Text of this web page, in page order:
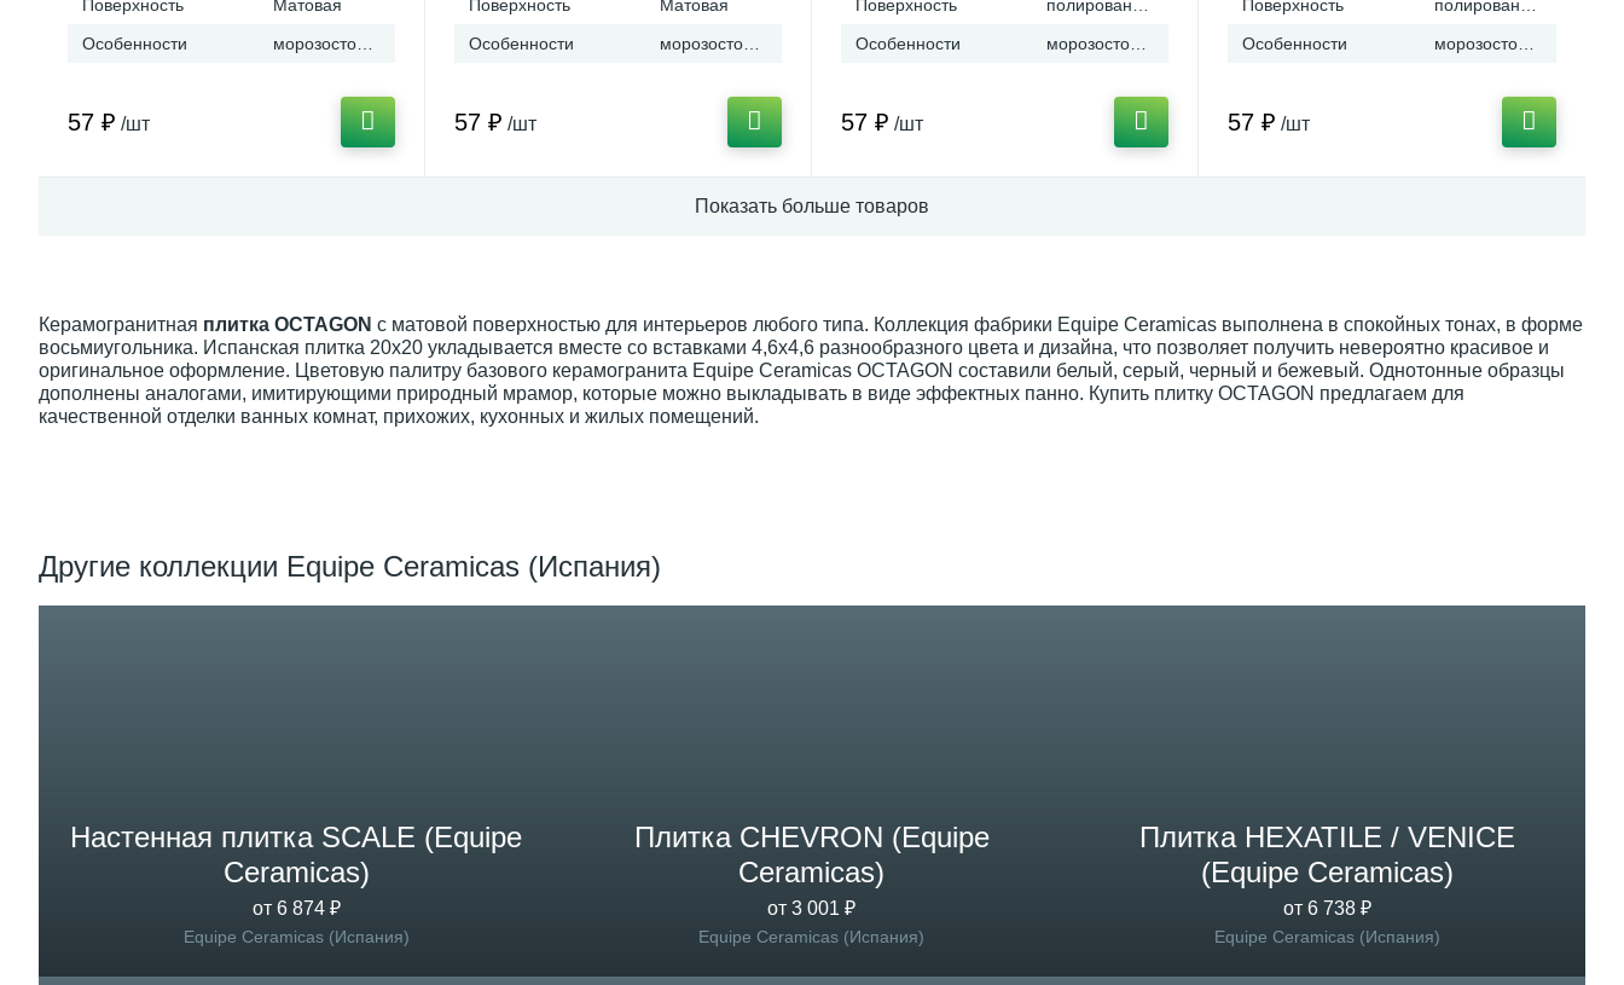
Поверхность
Матовая
Особенности
57 ₽ /шт
Поверхность
Матовая
Особенности
57 ₽ /шт
Поверхность
Особенности
57 ₽ /шт
Поверхность
Особенности
57 ₽ /шт
Показать больше товаров
Керамогранитная плитка OCTAGON с матовой поверхностью для интерьеров любого типа. Коллекция фабрики Equipe Ceramicas выполнена в спокойных тонах, в форме
восьмиугольника. Испанская плитка 20х20 укладывается вместе со вставками 4,6х4,6 разнообразного цвета и дизайна, что позволяет получить невероятно красивое и
оригинальное оформление. Цветовую палитру базового керамогранита Equipe Ceramicas OCTAGON составили белый, серый, черный и бежевый. Однотонные образцы
дополнены аналогами, имитирующими природный мрамор, которые можно выкладывать в виде эффектных панно. Купить плитку OCTAGON предлагаем для
качественной отделки ванных комнат, прихожих, кухонных и жилых помещений.
Другие коллекции Equipe Ceramicas (Испания)
Настенная плитка SCALE (Equipe
Ceramicas)
от 6 874 ₽
Equipe Ceramicas (Испания)
Плитка CHEVRON (Equipe
Ceramicas)
от 3 001 ₽
Equipe Ceramicas (Испания)
Плитка HEXATILE / VENICE
(Equipe Ceramicas)
от 6 738 ₽
Equipe Ceramicas (Испания)